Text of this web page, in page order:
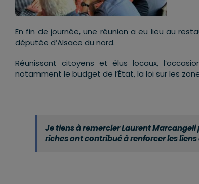
En fin de journée, une réunion a eu lieu au
députée d’Alsace du nord.
Réunissant citoyens et élus locaux,
notamment le budget de l’État, la loi sur les
Je tiens à remercier Laurent
riches ont contribué à renforcer les